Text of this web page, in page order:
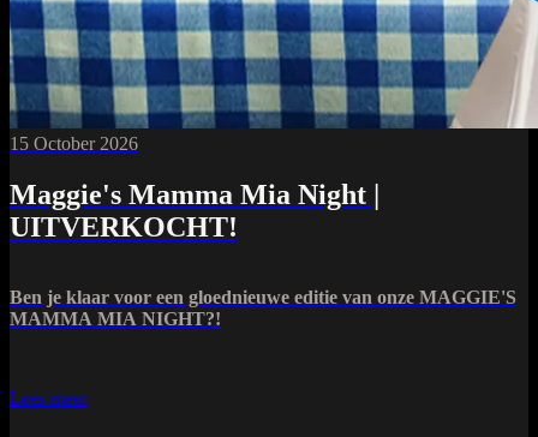
15 October 2026
Maggie's Mamma Mia Night |
UITVERKOCHT!
Ben je klaar voor een gloednieuwe editie van onze MAGGIE'S
MAMMA MIA NIGHT?!
Lees meer